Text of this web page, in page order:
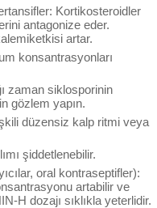
Kortikosteroidler
antagonize eder.
artar.
konsantrasyonları
zaman siklosporinin
gözlem yapın.
düzensiz kalp ritmi veya
şiddetlenebilir.
oral kontraseptifler):
artabilir ve
H dozajı sıklıkla yeterlidir.